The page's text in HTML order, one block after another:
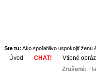
Ste tu: Ako spoľahlivo uspokojiť ženu
Úvod CHAT! Vtipné
Zrušené: